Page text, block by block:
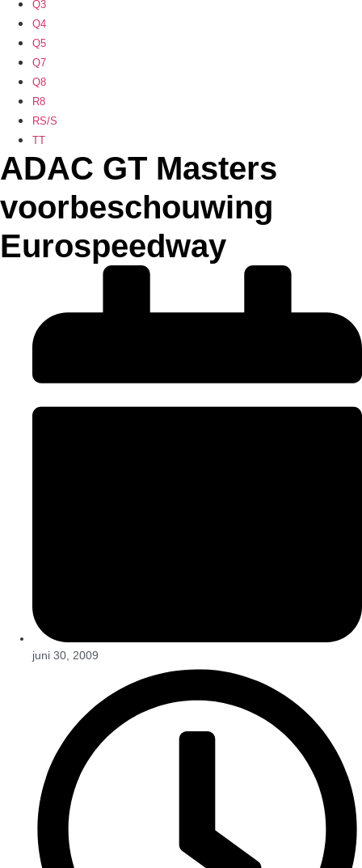
Q3
Q4
Q5
Q7
Q8
R8
RS/S
TT
ADAC GT Masters
voorbeschouwing
Eurospeedway
juni 30, 2009